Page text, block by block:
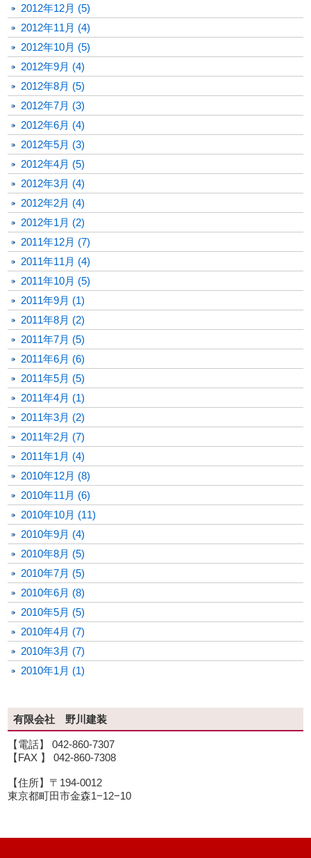
2012年12月 (5)
2012年11月 (4)
2012年10月 (5)
2012年9月 (4)
2012年8月 (5)
2012年7月 (3)
2012年6月 (4)
2012年5月 (3)
2012年4月 (5)
2012年3月 (4)
2012年2月 (4)
2012年1月 (2)
2011年12月 (7)
2011年11月 (4)
2011年10月 (5)
2011年9月 (1)
2011年8月 (2)
2011年7月 (5)
2011年6月 (6)
2011年5月 (5)
2011年4月 (1)
2011年3月 (2)
2011年2月 (7)
2011年1月 (4)
2010年12月 (8)
2010年11月 (6)
2010年10月 (11)
2010年9月 (4)
2010年8月 (5)
2010年7月 (5)
2010年6月 (8)
2010年5月 (5)
2010年4月 (7)
2010年3月 (7)
2010年1月 (1)
有限会社 野川建装
【電話】 042-860-7307
【FAX 】 042-860-7308
【住所】〒194-0012
東京都町田市金森1−12−10